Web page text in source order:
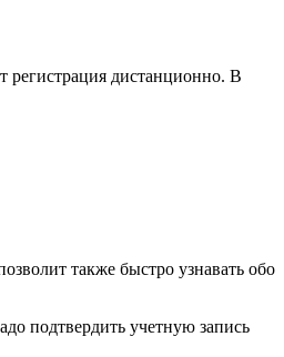
регистрация дистанционно. В
также быстро узнавать обо
подтвердить учетную запись